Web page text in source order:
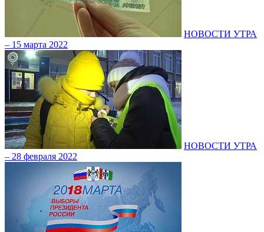
НОВОСТИ УТРА
– 15 марта 2022
НОВОСТИ УТРА
– 28 февраля 2022